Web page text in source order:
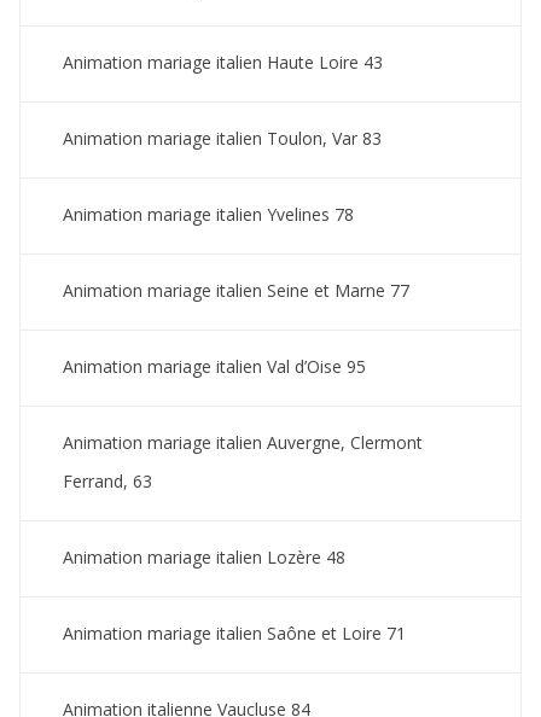
Animation mariage italien Haute Loire 43
Animation mariage italien Toulon, Var 83
Animation mariage italien Yvelines 78
Animation mariage italien Seine et Marne 77
Animation mariage italien Val d’Oise 95
Animation mariage italien Auvergne, Clermont
Ferrand, 63
Animation mariage italien Lozère 48
Animation mariage italien Saône et Loire 71
Animation italienne Vaucluse 84